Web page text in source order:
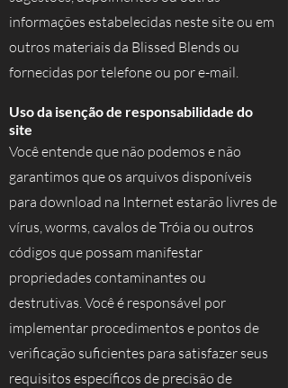
informações estabelecidas neste site ou em
outros materiais da Blissed Blends ou
fornecidas por telefone ou por e-mail.
Uso da isenção de responsabilidade do
site
Você entende que não podemos e não
garantimos que os arquivos disponíveis
para download na Internet estarão livres de
vírus, worms, cavalos de Tróia ou outros
códigos que possam manifestar
propriedades contaminantes ou
destrutivas. Você é responsável por
implementar procedimentos e pontos de
verificação suficientes para satisfazer seus
requisitos específicos de precisão de